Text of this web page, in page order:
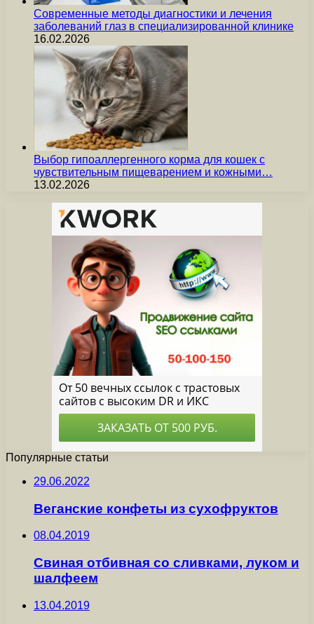
Современные методы диагностики и лечения
заболеваний глаз в специализированной клинике
16.02.2026
Выбор гипоаллергенного корма для кошек с
чувствительным пищеварением и кожными…
13.02.2026
Популярные статьи
29.06.2022
Веганские конфеты из сухофруктов
08.04.2019
Свиная отбивная со сливками, луком и
шалфеем
13.04.2019